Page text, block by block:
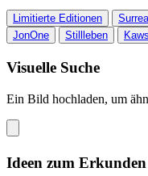
Limitierte Editionen
JonOne
Stillleben Kaws
Visuelle Suche
Ein Bild hochladen, um
Ideen zum Erkunden